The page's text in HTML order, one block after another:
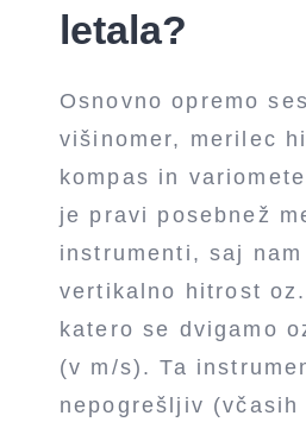
letala?
Osnovno opremo
višinomer, merilec
kompas in
je pravi posebnež
instrumenti, saj nam
vertikalno hitrost
katero se dvigamo
(v m/s). Ta
nepogrešljiv (včasih